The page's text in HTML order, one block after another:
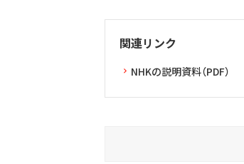
関連リンク
NHKの説明資料（PDF）